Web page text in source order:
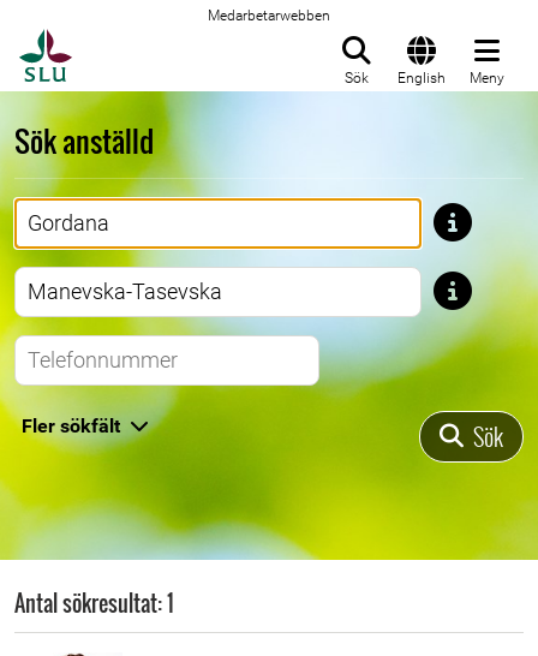
Medarbetarwebben
Sök English Meny
Sök anställd
Förnamn
Efternamn
Telefonnummer
Fler sökfält Sök
Antal sökresultat: 1